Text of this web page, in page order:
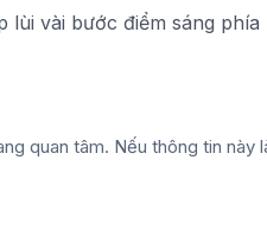
vài bước điểm sáng phía
quan tâm. Nếu thông tin này